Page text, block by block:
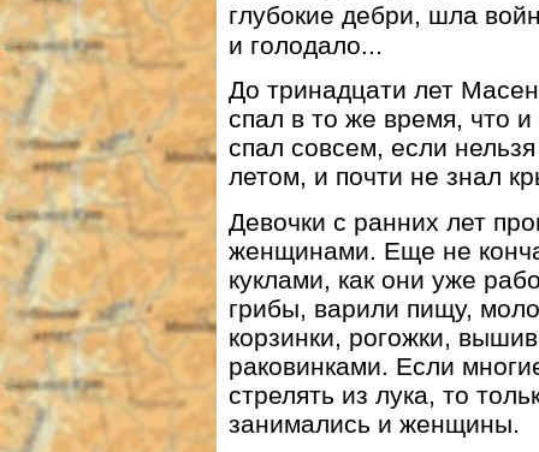
глубокие дебри, шла
и голодало...
До тринадцати лет
спал в то же время, что
спал совсем, если
летом, и почти не знал
Девочки с ранних лет
женщинами. Еще не
куклами, как они уже
грибы, варили пищу,
корзинки, рогожки,
раковинками. Если
стрелять из лука, то
занимались и женщины.